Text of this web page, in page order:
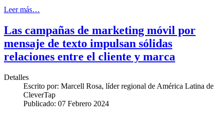
Leer más…
Las campañas de marketing móvil por
mensaje de texto impulsan sólidas
relaciones entre el cliente y marca
Detalles
Escrito por: Marcell Rosa, líder regional de América Latina de
CleverTap
Publicado: 07 Febrero 2024